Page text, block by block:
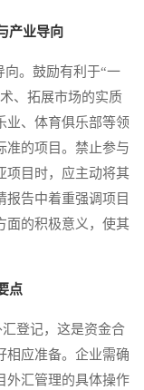
产业导向
。鼓励有利于“一
、拓展市场的实质
业、体育俱乐部等领
准的项目。禁止参与
项目时，应主动将其
报告中着重强调项目
面的积极意义，使其
点
登记，这是资金合
相应准备。企业需确
外汇管理的具体操作